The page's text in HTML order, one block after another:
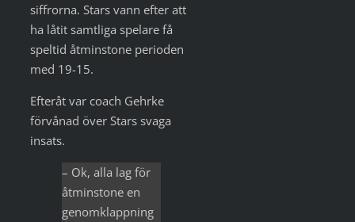
siffrorna. Stars vann efter att
ha låtit samtliga spelare få
speltid åtminstone perioden
med 19-15.
Efteråt var coach Gehrke
förvånad över Stars svaga
insats.
– Ok, alla lag för
åtminstone en
genomklappning